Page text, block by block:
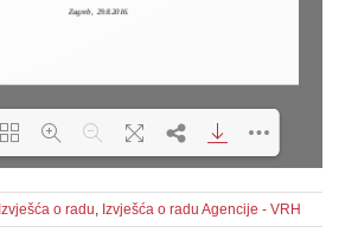
Loading PDF 100% ...
Izvješća o radu, Izvješća o radu Agencije - VRH